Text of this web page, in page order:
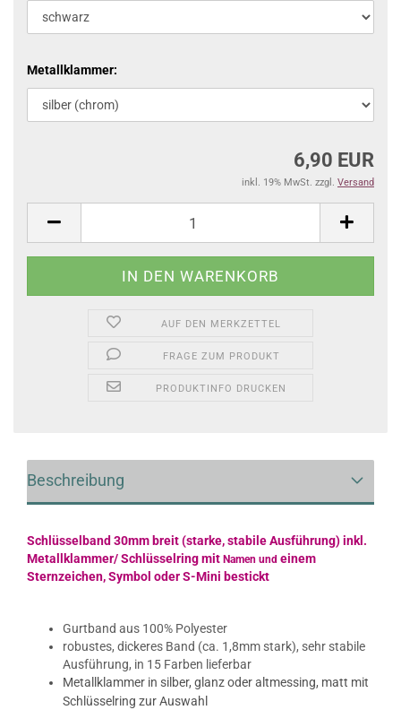
Metallklammer:
6,90 EUR
inkl. 19% MwSt. zzgl. Versand
AUF DEN MERKZETTEL
FRAGE ZUM PRODUKT
PRODUKTINFO DRUCKEN
Beschreibung
Schlüsselband 30mm breit (starke, stabile Ausführung) inkl.
Metallklammer/ Schlüsselringmit Namen und einem
Sternzeichen, Symbol oder S-Mini bestickt
Gurtband aus 100% Polyester
robustes, dickeres Band (ca. 1,8mm stark), sehr stabile
Ausführung, in 15 Farben lieferbar
Metallklammer in silber, glanz oder altmessing, matt mit
Schlüsselring zur Auswahl